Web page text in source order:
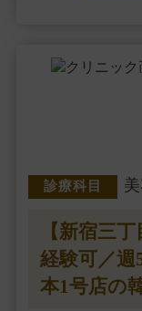
診療科目
【新宿三
経験可／週
本1号店の